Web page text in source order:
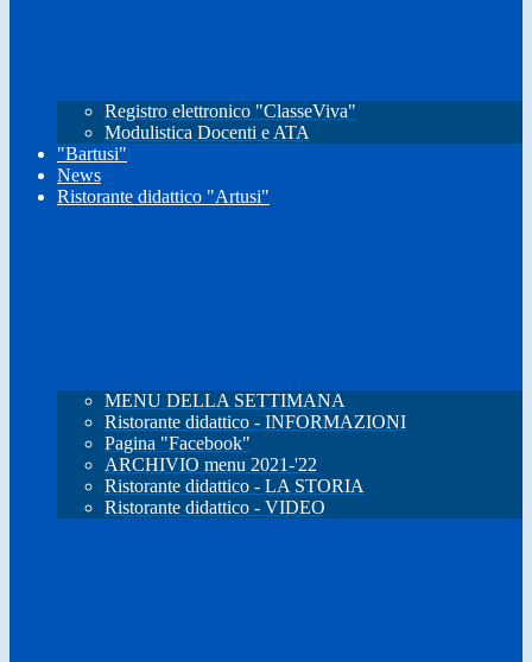
Registro elettronico "ClasseViva"
Modulistica Docenti e ATA
"Bartusi"
News
Ristorante didattico "Artusi"
MENU DELLA SETTIMANA
Ristorante didattico - INFORMAZIONI
Pagina "Facebook"
ARCHIVIO menu 2021-'22
Ristorante didattico - LA STORIA
Ristorante didattico - VIDEO